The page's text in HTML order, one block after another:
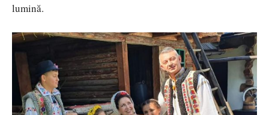
lumină.